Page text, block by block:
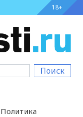
18+
Поиск
Политика